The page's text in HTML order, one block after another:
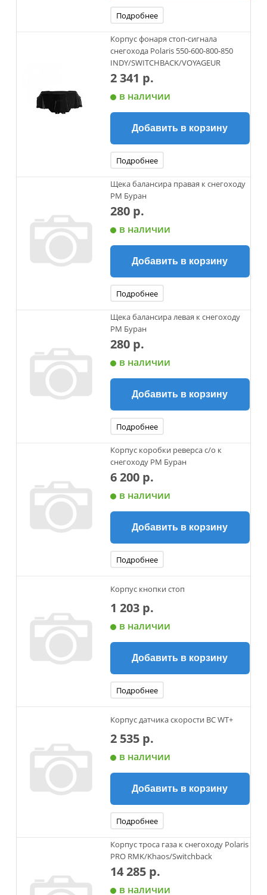
Подробнее
Корпус фонаря стоп-сигнала
снегохода Polaris 550-600-800-850
INDY/SWITCHBACK/VOYAGEUR
2 341 р.
в наличии
Добавить в корзину
Подробнее
Щека балансира правая к снегоходу
РМ Буран
280 р.
в наличии
Добавить в корзину
Подробнее
Щека балансира левая к снегоходу
РМ Буран
280 р.
в наличии
Добавить в корзину
Подробнее
Корпус коробки реверса с/о к
снегоходу РМ Буран
6 200 р.
в наличии
Добавить в корзину
Подробнее
Корпус кнопки стоп
1 203 р.
в наличии
Добавить в корзину
Подробнее
Корпус датчика скорости BC WT+
2 535 р.
в наличии
Добавить в корзину
Подробнее
Корпус троса газа к снегоходу Polaris
PRO RMK/Khaos/Switchback
14 285 р.
в наличии